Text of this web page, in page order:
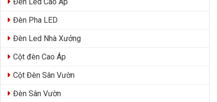
Đèn Led Cao Áp
Đèn Pha LED
Đèn Led Nhà Xưởng
Cột đèn Cao Áp
Cột Đèn Sân Vườn
Đèn Sân Vườn